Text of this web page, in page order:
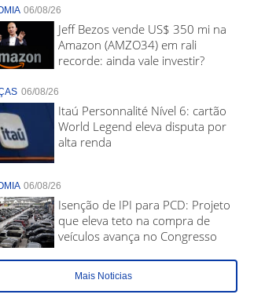
06/08/26
Jeff Bezos vende US$ 350 mi na
Amazon (AMZO34) em rali
recorde: ainda vale investir?
06/08/26
Itaú Personnalité Nível 6: cartão
World Legend eleva disputa por
alta renda
06/08/26
Isenção de IPI para PCD: Projeto
que eleva teto na compra de
veículos avança no Congresso
Mais Noticias